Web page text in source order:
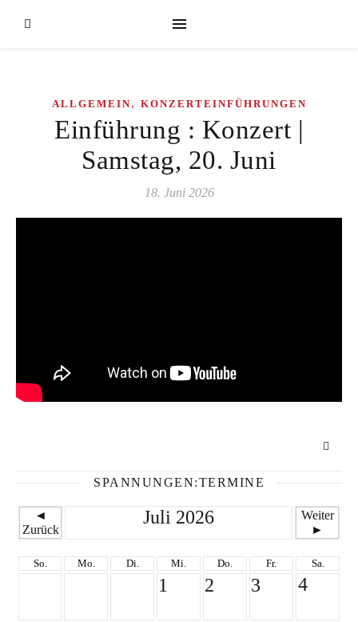
ALLGEMEIN, KONZERTEINFÜHRUNGEN
Einführung : Konzert |
Samstag, 20. Juni
18. Juni 2026
SPANNUNGEN:TERMINE
◄
Zurück
Juli 2026
Weiter
►
So. Mo. Di. Mi. Do. Fr. Sa.
1 2 3 4